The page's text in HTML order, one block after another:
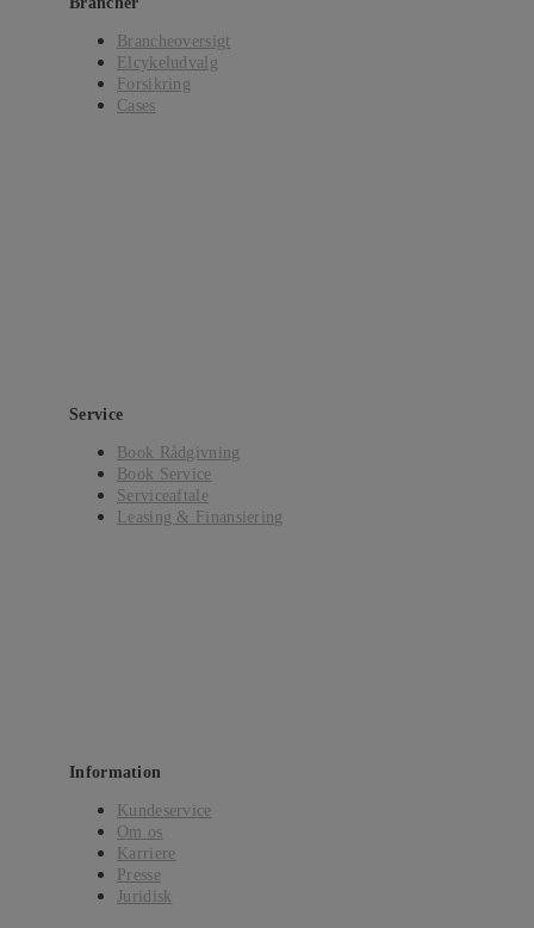
Brancheoversigt
Elcykeludvalg
Forsikring
Cases
Service
Book Rådgivning
Book Service
Serviceaftale
Leasing & Finansiering
Information
Kundeservice
Om os
Karriere
Presse
Juridisk